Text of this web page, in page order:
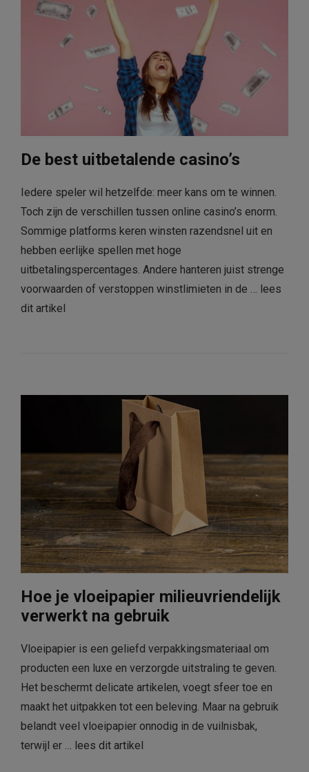
De best uitbetalende casino’s
Iedere speler wil hetzelfde: meer kans om te winnen.
Toch zijn de verschillen tussen online casino’s enorm.
Sommige platforms keren winsten razendsnel uit en
hebben eerlijke spellen met hoge
uitbetalingspercentages. Andere hanteren juist strenge
voorwaarden of verstoppen winstlimieten in de … lees
dit artikel
Hoe je vloeipapier milieuvriendelijk
verwerkt na gebruik
Vloeipapier is een geliefd verpakkingsmateriaal om
producten een luxe en verzorgde uitstraling te geven.
Het beschermt delicate artikelen, voegt sfeer toe en
maakt het uitpakken tot een beleving. Maar na gebruik
belandt veel vloeipapier onnodig in de vuilnisbak,
terwijl er … lees dit artikel